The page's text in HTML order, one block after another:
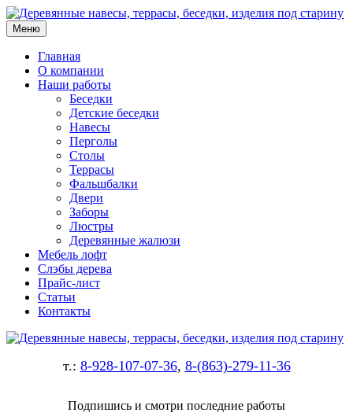
Меню
Главная
О компании
Наши работы
Беседки
Детские беседки
Навесы
Перголы
Столы
Террасы
Фальшбалки
Двери
Заборы
Люстры
Деревянные жалюзи
Мебель лофт
Слэбы дерева
Прайс-лист
Статьи
Контакты
т.: 8-928-107-07-36, 8-(863)-279-11-36
Подпишись и смотри последние работы